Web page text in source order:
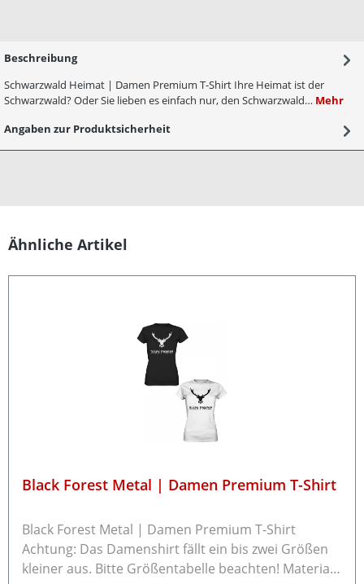
Beschreibung
Schwarzwald Heimat | Damen Premium T-Shirt Ihre Heimat ist der
Schwarzwald? Oder Sie lieben es einfach nur, den Schwarzwald… Mehr
Angaben zur Produktsicherheit
Produktgalerie überspringen
Ähnliche Artikel
Black Forest Metal | Damen Premium T-Shirt
Black Forest Metal | Damen Premium T-Shirt
Achtung: Das Damenshirt fällt ein bis zwei Größen
kleiner aus. Bitte Größentabelle beachten! Material: